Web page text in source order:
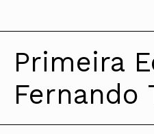
Primeira
Fernando